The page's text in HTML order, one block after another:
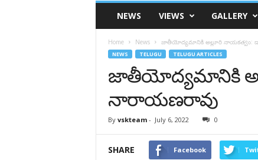
VSK
TelanganaNEWS VIEWS GALLERY
Home News జాతీయోద్యమానికి అల్లూరి నాయకత్వం:
NEWS TELUGU TELUGU ARTICLES
జాతీయోద్యమానికి
నారాయణరావు
By vskteam- July 6, 2022 0
SHARE Facebook